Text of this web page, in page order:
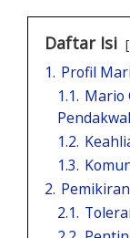
Daftar Isi
1. Profil
1.1. Mario
1.2.
1.3.
2.
2.1.